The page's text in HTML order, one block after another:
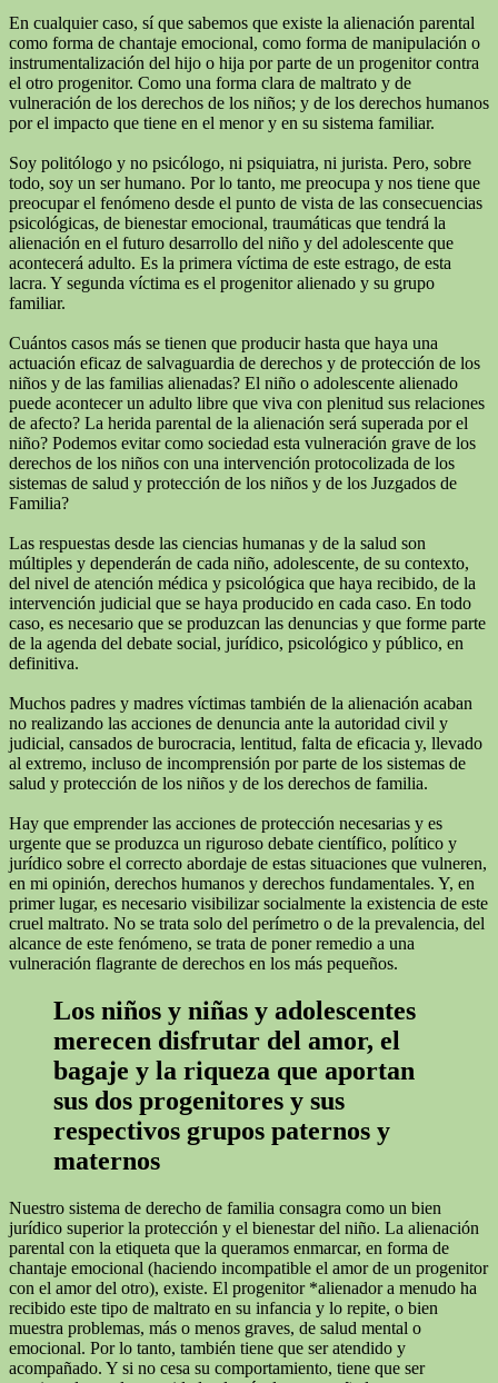
En cualquier caso, sí que sabemos que existe la alienación parental
como forma de chantaje emocional, como forma de manipulación o
instrumentalización del hijo o hija por parte de un progenitor contra
el otro progenitor. Como una forma clara de maltrato y de
vulneración de los derechos de los niños; y de los derechos humanos
por el impacto que tiene en el menor y en su sistema familiar.
Soy politólogo y no psicólogo, ni psiquiatra, ni jurista. Pero, sobre
todo, soy un ser humano. Por lo tanto, me preocupa y nos tiene que
preocupar el fenómeno desde el punto de vista de las consecuencias
psicológicas, de bienestar emocional, traumáticas que tendrá la
alienación en el futuro desarrollo del niño y del adolescente que
acontecerá adulto. Es la primera víctima de este estrago, de esta
lacra. Y segunda víctima es el progenitor alienado y su grupo
familiar.
Cuántos casos más se tienen que producir hasta que haya una
actuación eficaz de salvaguardia de derechos y de protección de los
niños y de las familias alienadas? El niño o adolescente alienado
puede acontecer un adulto libre que viva con plenitud sus relaciones
de afecto? La herida parental de la alienación será superada por el
niño? Podemos evitar como sociedad esta vulneración grave de los
derechos de los niños con una intervención protocolizada de los
sistemas de salud y protección de los niños y de los Juzgados de
Familia?
Las respuestas desde las ciencias humanas y de la salud son
múltiples y dependerán de cada niño, adolescente, de su contexto,
del nivel de atención médica y psicológica que haya recibido, de la
intervención judicial que se haya producido en cada caso. En todo
caso, es necesario que se produzcan las denuncias y que forme parte
de la agenda del debate social, jurídico, psicológico y público, en
definitiva.
Muchos padres y madres víctimas también de la alienación acaban
no realizando las acciones de denuncia ante la autoridad civil y
judicial, cansados de burocracia, lentitud, falta de eficacia y, llevado
al extremo, incluso de incomprensión por parte de los sistemas de
salud y protección de los niños y de los derechos de familia.
Hay que emprender las acciones de protección necesarias y es
urgente que se produzca un riguroso debate científico, político y
jurídico sobre el correcto abordaje de estas situaciones que vulneren,
en mi opinión, derechos humanos y derechos fundamentales. Y, en
primer lugar, es necesario visibilizar socialmente la existencia de este
cruel maltrato. No se trata solo del perímetro o de la prevalencia, del
alcance de este fenómeno, se trata de poner remedio a una
vulneración flagrante de derechos en los más pequeños.
Los niños y niñas y adolescentes
merecen disfrutar del amor, el
bagaje y la riqueza que aportan
sus dos progenitores y sus
respectivos grupos paternos y
maternos
Nuestro sistema de derecho de familia consagra como un bien
jurídico superior la protección y el bienestar del niño. La alienación
parental con la etiqueta que la queramos enmarcar, en forma de
chantaje emocional (haciendo incompatible el amor de un progenitor
con el amor del otro), existe. El progenitor *alienador a menudo ha
recibido este tipo de maltrato en su infancia y lo repite, o bien
muestra problemas, más o menos graves, de salud mental o
emocional. Por lo tanto, también tiene que ser atendido y
acompañado. Y si no cesa su comportamiento, tiene que ser